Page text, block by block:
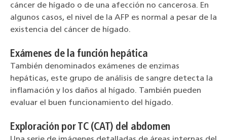
cáncer de hígado o de una afección no cancerosa. En
algunos casos, el nivel de la AFP es normal a pesar de la
existencia del cáncer de hígado.
Exámenes de la función hepática
También denominados exámenes de enzimas
hepáticas, este grupo de análisis de sangre detecta la
inflamación y los daños al hígado. También pueden
evaluar el buen funcionamiento del hígado.
Exploración por TC (CAT) del abdomen